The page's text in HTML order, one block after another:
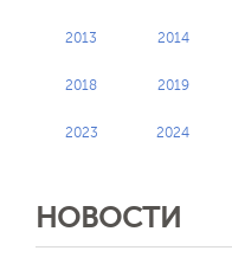
2013 2014
2018 2019
2023 2024
НОВОСТИ